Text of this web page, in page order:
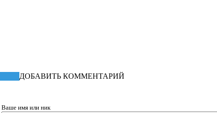
ДОБАВИТЬ КОММЕНТАРИЙ
Ваше имя или ник